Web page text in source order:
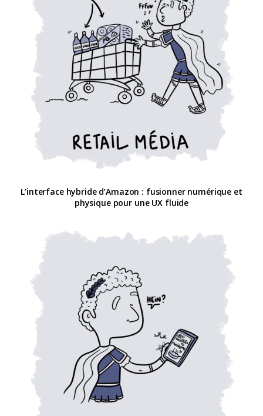
L’interface hybride d’Amazon : fusionner numérique et
physique pour une UX fluide